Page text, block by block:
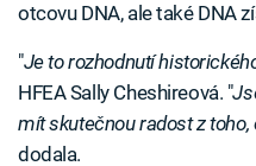
otcovu DNA, ale také DNA
"Je to rozhodnutí
HFEA Sally Cheshireová. "
mít skutečnou radost z
dodala.